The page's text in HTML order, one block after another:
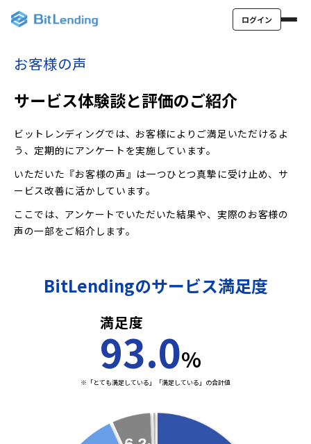
ログイン
お客様の声
サービス体験談と評価のご紹介
ビットレンディングでは、お客様によりご満足いただけるよ
う、定期的にアンケートを実施しています。
いただいた『お客様の声』は一つひとつ真摯に受け止め、サ
ービス改善に活かしています。
ここでは、アンケートでいただいた結果や、実際のお客様の
声の一部をご紹介します。
BitLendingのサービス満足度
満足度
93.0%
※「とても満足している」「満足している」の合計値